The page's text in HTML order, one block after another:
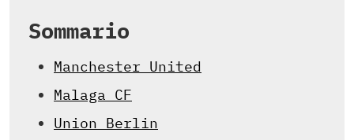
Sommario
Manchester United
Malaga CF
Union Berlin